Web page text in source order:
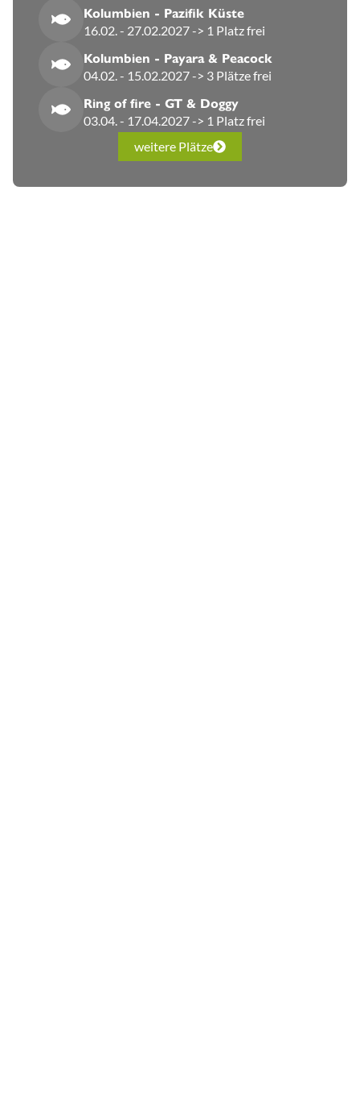
Kolumbien - Pazifik Küste
16.02. - 27.02.2027 -> 1 Platz frei
Kolumbien - Payara & Peacock
04.02. - 15.02.2027 -> 3 Plätze frei
Ring of fire - GT & Doggy
03.04. - 17.04.2027 -> 1 Platz frei
weitere Plätze